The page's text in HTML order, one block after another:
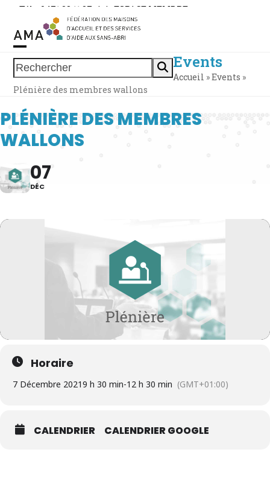
Skip
content
Tél. : 0471 38 11 37 | | ESPACE MEMBRE
Rechercher
Open
mobile
Close
mobile
Events
Accueil »Events »
Plénière des membres wallons
PLÉNIÈRE DES MEMBRES
WALLONS
07
DÉC
Horaire
7 Décembre 20219 h 30 min-12 h 30 min (GMT+01:00)
CALENDRIER CALENDRIER GOOGLE